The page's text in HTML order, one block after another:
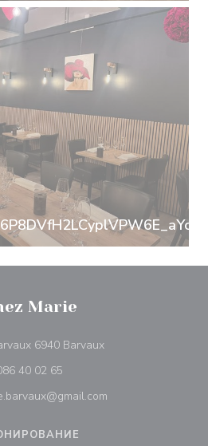
Marie
6940 Barvaux((открывается в
40 02 65